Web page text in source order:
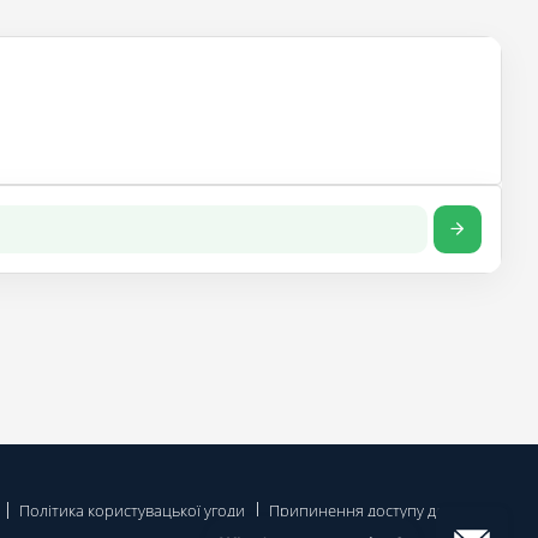
Політика користувацької угоди
Припинення доступу до